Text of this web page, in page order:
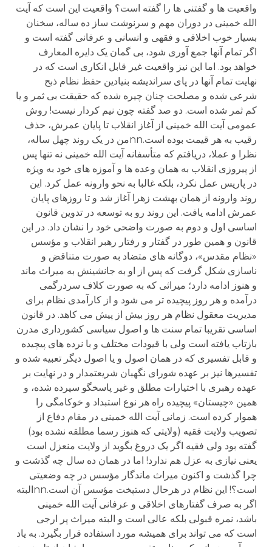
واقعیت ها و گفتنی ها را گفته است؟ واقعیت این است که آیت
الله خمینی در دوران مهم و سرنوشت ساز ده ساله، سخنان
بسیار خوب اخلاقی و فقهی و انسانی و عرفانی گفته است و
اگر تمام آنها جمع آوری شود، بی گمان یک دایره المعارف
خواهد بود. اما این نیز واقعیت غیر قابل انکاری است که در
نهایت تمام آنها در پای سراندیشه بنیادین حفظ نظام ذبح
شرعی شده و مصلحت چنان چیره شده که حقیقت بی ثمر و یا
کم ثمر شده است. دو صد گفته چون نیم کردار نیست! روش
عمومی آیت الله خمینی از آغاز انقلاب تا پایان عمرش، حذف
رقیب به هر قیمت بوده است.nnمن در یک روند چهل ساله،
نظرا و عملا، دریافتم که متأسفانه آیت الله خمینی نه تنها پس
از پیروزی انقلاب به همان وعده ها و آموزه های خود به ویژه
در پاریس عمل نکرد، بلکه غالبا به نحو وارونه عمل کرد. این
روند وارونه از همان بهشت زهرا آغاز شد و تا روزهای پایان
عمرش ادامه یافت. این روند رو به توسعه در تدوین قانون
اساسی اول و دوم به صورت واضحی خود را نشان داد. در این
قانون و همین طور در گفتار و رفتار رهبر انقلاب و مؤسس
«نظام مقدس»، دوگانه های متضاد به صورت متناقض و
ناسازی شکل گرفت که پس از او به جانشینش به میراث ماند
و هنوز ادامه دارد؛ میراثی که به صورت کلاف سردرگمی
درآمده و هر روز پیچیده تر می شود و از کارآمدی نظام برای
مدیریت معقول نظام هر روز بیش از پیش می کاهد. در قانون
اساسی تقریبا تمام سنت ها و اصول سیاسی کشورداری مدرن
بازتاب یافته است ولی با قیودات مختلف و با نرده های پیچیده
و قابل تفسیری که در همان اصول و یا اصول دیگر تعبیه شده و
تفسیرها نیز بر عهده شورای نگهبان شریعتمدار و در نهایت بر
عهده رهبری با اختیارات مطلق و غیر پاسخگو سپرده شده، و
همین «چیستان» پیچیده راه هر نوع استبداد و خوکامگی را
هموار کرده است. زمانی آیت الله خمینی در مقام دفاع از
تصویب ولایت فقیه (ولایتی که هنوز رسما مطلقه نشده بود)
گفته بود ولی فقیه اگر یک دروغ بگوید از ولایت منعزل است
یعنی نیازی به عزل هم ندارد! اما در همان ده سال چه گذشت و
چرا گذشت و اکنون میراث ماندگار مؤسس در چه وضعیتی
است؟! این نظام در هرحال دستپخت مؤسس آن است.nnالبته
اگر به صرف گفتارهای اخلاقی و عرفانی آیت الله خمینی
باشد، نمره قبولی بلکه عالی است و البته میراث پر ارجی
است که می تواند برای همیشه مورد استفاده قرار بگیرد. به یاد